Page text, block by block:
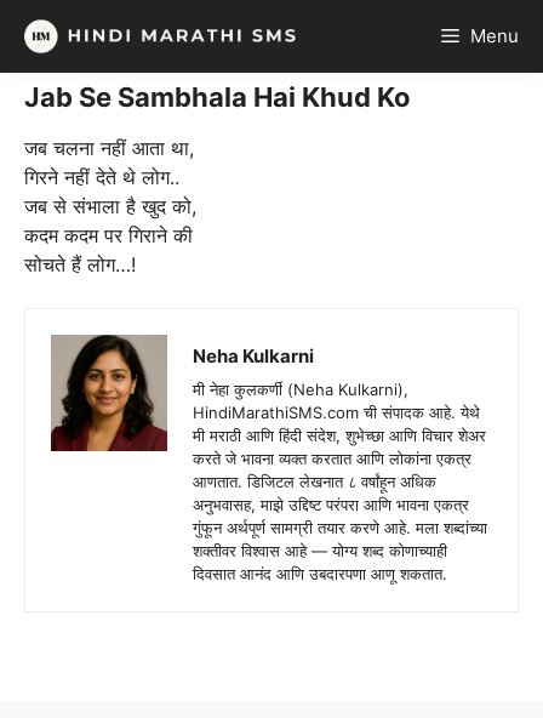
Skip
content
Menu
Jab Se Sambhala Hai Khud Ko
जब चलना नहीं आता था,
गिरने नहीं देते थे लोग..
जब से संभाला है खुद को,
कदम कदम पर गिराने की
सोचते हैं लोग…!
Neha Kulkarni
मी नेहा कुलकर्णी (Neha Kulkarni),
HindiMarathiSMS.com ची संपादक आहे. येथे
मी मराठी आणि हिंदी संदेश, शुभेच्छा आणि विचार शेअर
करते जे भावना व्यक्त करतात आणि लोकांना एकत्र
आणतात. डिजिटल लेखनात ८ वर्षांहून अधिक
अनुभवासह, माझे उद्दिष्ट परंपरा आणि भावना एकत्र
गुंफून अर्थपूर्ण सामग्री तयार करणे आहे. मला शब्दांच्या
शक्तीवर विश्वास आहे — योग्य शब्द कोणाच्याही
दिवसात आनंद आणि उबदारपणा आणू शकतात.